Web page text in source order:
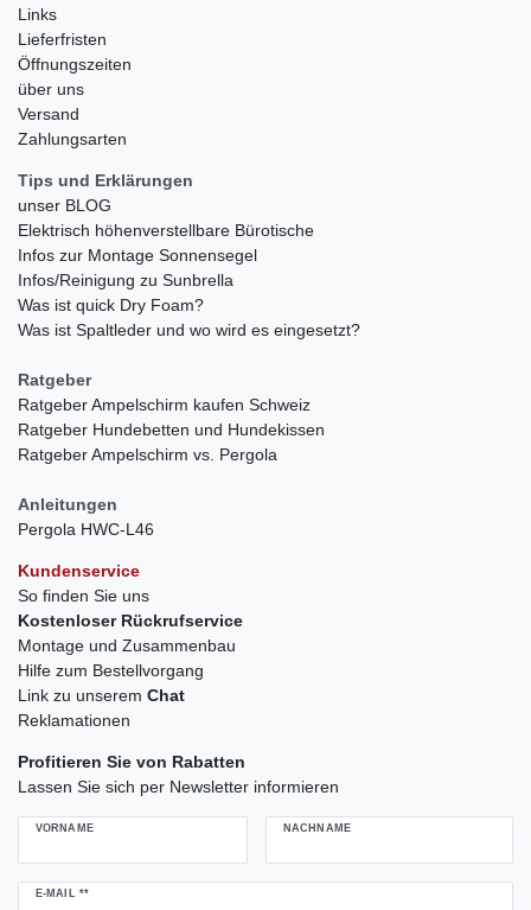
Links
Lieferfristen
Öffnungszeiten
über uns
Versand
Zahlungsarten
Tips und Erklärungen
unser BLOG
Elektrisch höhenverstellbare Bürotische
Infos zur Montage Sonnensegel
Infos/Reinigung zu Sunbrella
Was ist quick Dry Foam?
Was ist Spaltleder und wo wird es eingesetzt?
Ratgeber
Ratgeber Ampelschirm kaufen Schweiz
Ratgeber Hundebetten und Hundekissen
Ratgeber Ampelschirm vs. Pergola
Anleitungen
Pergola HWC-L46
Kundenservice
So finden Sie uns
Kostenloser Rückrufservice
Montage und Zusammenbau
Hilfe zum Bestellvorgang
Link zu unserem Chat
Reklamationen
Profitieren Sie von Rabatten
Lassen Sie sich per Newsletter informieren
VORNAME NACHNAME
E-MAIL **
Newsletter